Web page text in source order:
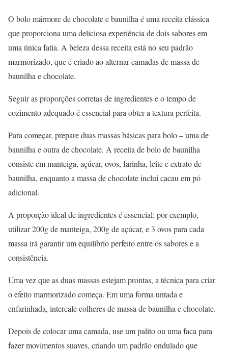
O bolo mármore de chocolate e baunilha é uma receita clássica
que proporciona uma deliciosa experiência de dois sabores em
uma única fatia. A beleza dessa receita está no seu padrão
marmorizado, que é criado ao alternar camadas de massa de
baunilha e chocolate.
Seguir as proporções corretas de ingredientes e o tempo de
cozimento adequado é essencial para obter a textura perfeita.
Para começar, prepare duas massas básicas para bolo – uma de
baunilha e outra de chocolate. A receita de bolo de baunilha
consiste em manteiga, açúcar, ovos, farinha, leite e extrato de
baunilha, enquanto a massa de chocolate inclui cacau em pó
adicional.
A proporção ideal de ingredientes é essencial; por exemplo,
utilizar 200g de manteiga, 200g de açúcar, e 3 ovos para cada
massa irá garantir um equilíbrio perfeito entre os sabores e a
consistência.
Uma vez que as duas massas estejam prontas, a técnica para criar
o efeito marmorizado começa. Em uma forma untada e
enfarinhada, intercale colheres de massa de baunilha e chocolate.
Depois de colocar uma camada, use um palito ou uma faca para
fazer movimentos suaves, criando um padrão ondulado que